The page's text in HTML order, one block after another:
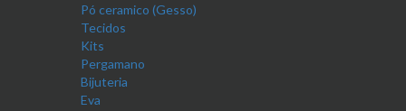
Pó ceramico (Gesso)
Tecidos
Kits
Pergamano
Bijuteria
Eva